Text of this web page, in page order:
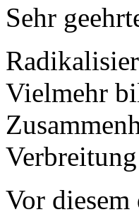
Sehr
Vielmehr
Vor